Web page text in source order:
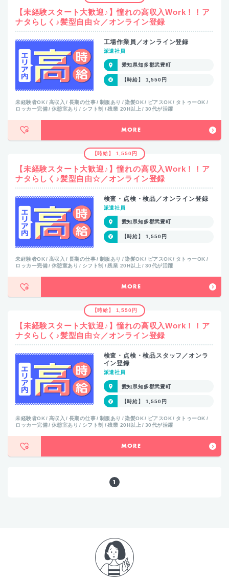
【未経験スタート大歓迎♪】憧れの高収入Work！！ア
ナタらしく♪髪型自由☆／オンライン登録
工場作業員／オンライン登録
派遣社員
愛知県知多郡武豊町
【時給】 1,550円
未経験者OK 高収入 長期の仕事 制服あり 染髪OK ピアスOK
タトゥーOK
ロッカー完備
休憩室あり シフト制 残業 20H以上 30代が活躍
MORE
【時給】 1,550円
【未経験スタート大歓迎♪】憧れの高収入Work！！ア
ナタらしく♪髪型自由☆／オンライン登録
検査・点検・検品／オンライン登録
派遣社員
愛知県知多郡武豊町
【時給】 1,550円
未経験者OK 高収入 長期の仕事 制服あり 染髪OK ピアスOK
タトゥーOK
ロッカー完備
休憩室あり シフト制 残業 20H以上 30代が活躍
MORE
【時給】 1,550円
【未経験スタート大歓迎♪】憧れの高収入Work！！ア
ナタらしく♪髪型自由☆／オンライン登録
検査・点検・検品スタッフ／オンラ
イン登録
派遣社員
愛知県知多郡武豊町
【時給】 1,550円
未経験者OK 高収入 長期の仕事 制服あり 染髪OK ピアスOK
タトゥーOK
ロッカー完備
休憩室あり シフト制 残業 20H以上 30代が活躍
MORE
1